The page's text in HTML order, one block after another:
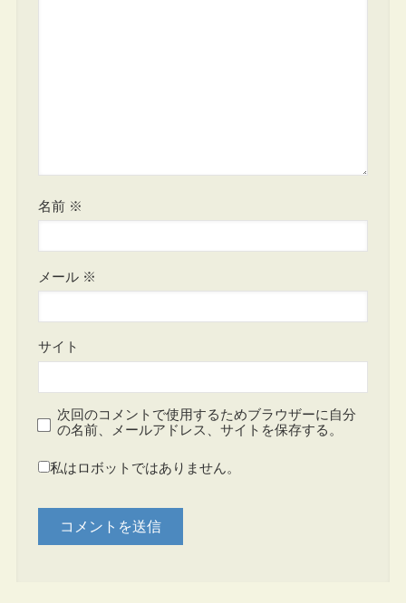
名前 ※
メール ※
サイト
次回のコメントで使用するためブラウザーに自分
の名前、メールアドレス、サイトを保存する。
私はロボットではありません。